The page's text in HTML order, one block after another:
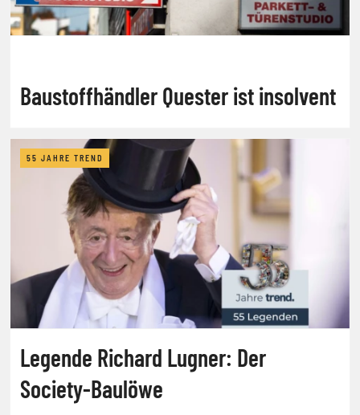
Baustoffhändler Quester ist insolvent
55 JAHRE TREND
Legende Richard Lugner: Der
Society-Baulöwe